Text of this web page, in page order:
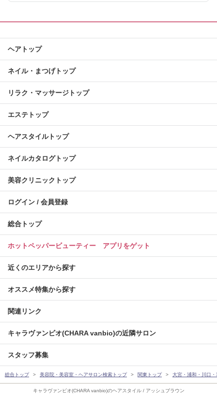
キャラヴァンビオ(CHARA vanbio)のヘアスタイル / アッシュブラウン
ヘアトップ
ネイル・まつげトップ
リラク・マッサージトップ
エステトップ
ヘアスタイルトップ
ネイルカタログトップ
美容クリニックトップ
ログイン / 会員登録
総合トップ
ホットペッパービューティー アプリをゲット
近くのエリアから探す
オススメ特集から探す
関連リンク
キャラヴァンビオ(CHARA vanbio)の近隣サロン
スタッフ募集
総合トップ 美容院・美容室・ヘアサロン検索トップ 関東トップ 大宮・浦和・川口